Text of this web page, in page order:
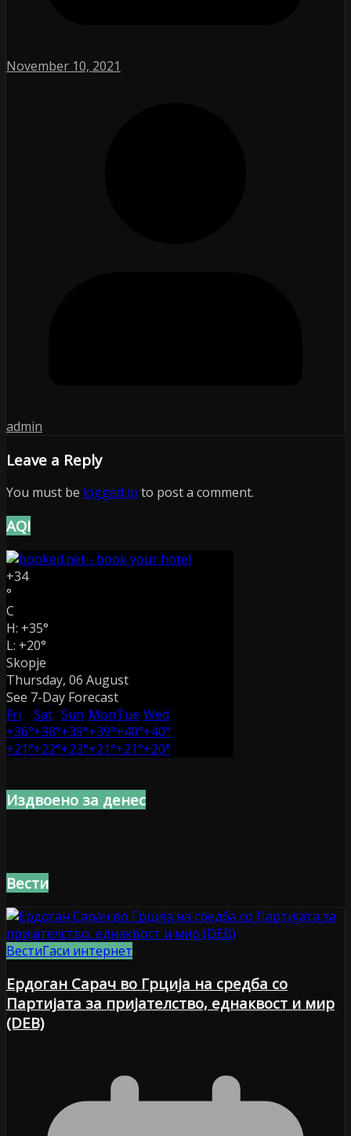
November 10, 2021
admin
Leave a Reply
You must be logged in to post a comment.
AQI
+34
°
C
H: +35°
L: +20°
Skopje
Thursday, 06 August
See 7-Day Forecast
Fri
Sat Sun MonTue Wed
+36°+38°+38°+39°+40°+40°
+21°+22°+23°+21°+21°+20°
Издвоено за денес
Вести
ВестиГаси интернет
Ердоган Сарач во Грција на средба со
Партијата за пријателство, еднаквост и мир
(DEB)